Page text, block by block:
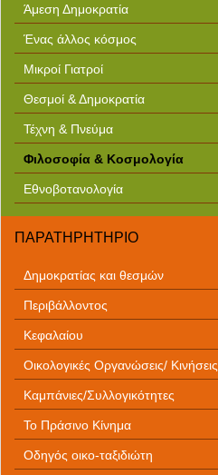
Άμεση Δημοκρατία
Ένας άλλος κόσμος
Μικροί Γιατροί
Θεσμοί & Δημοκρατία
Τέχνη & Πνεύμα
Φιλοσοφία & Κοσμολογία
Εθνοβοτανολογία
ΠΑΡΑΤΗΡΗΤΗΡΙΟ
Δημοκρατίας και θεσμών
Περιβάλλοντος
Κεφαλαίου
Οικολογικές Οργανώσεις/ Κινήσεις
Καμπάνιες/Συλλογικότητες
Το Πράσινο Κίνημα
Οδηγός οικο-ταξιδιώτη